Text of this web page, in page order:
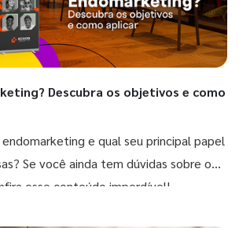
Descubra os objetivos e como
e qual seu principal papel
Se você ainda tem dúvidas sobre o
esse conteúdo imperdível!